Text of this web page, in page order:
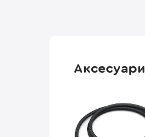
Аксесуари